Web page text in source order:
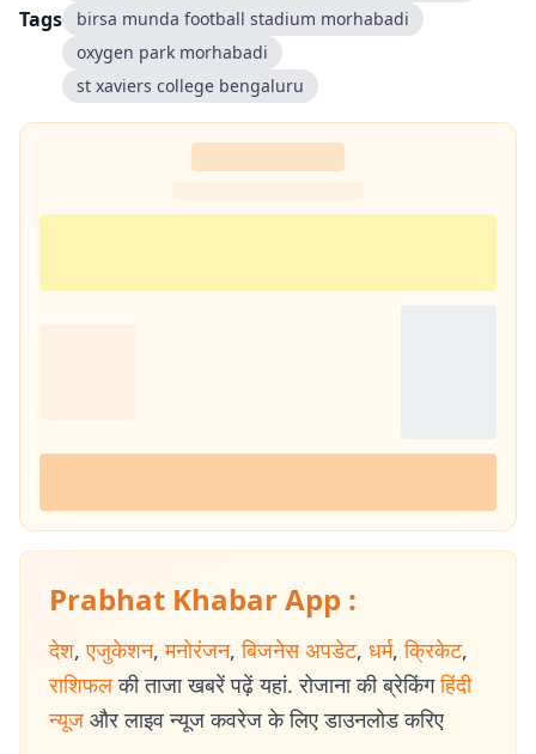
Tags
birsa munda football stadium morhabadi
oxygen park morhabadi
st xaviers college bengaluru
Prabhat Khabar App :
देश, एजुकेशन, मनोरंजन, बिजनेस अपडेट, धर्म, क्रिकेट,
राशिफल की ताजा खबरें पढ़ें यहां. रोजाना की ब्रेकिंग हिंदी
न्यूज और लाइव न्यूज कवरेज के लिए डाउनलोड करिए